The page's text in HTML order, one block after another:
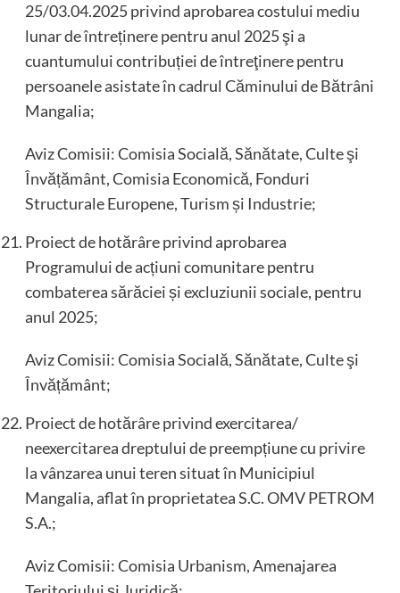
25/03.04.2025 privind aprobarea costului mediu
lunar de întreținere pentru anul 2025 şi a
cuantumului contribuției de întreţinere pentru
persoanele asistate în cadrul Căminului de Bătrâni
Mangalia;
Aviz Comisii: Comisia Socială, Sănătate, Culte şi
Învățământ, Comisia Economică, Fonduri
Structurale Europene, Turism și Industrie;
Proiect de hotărâre privind aprobarea
Programului de acțiuni comunitare pentru
combaterea sărăciei și excluziunii sociale, pentru
anul 2025;
Aviz Comisii: Comisia Socială, Sănătate, Culte şi
Învățământ;
Proiect de hotărâre privind exercitarea/
neexercitarea dreptului de preempțiune cu privire
la vânzarea unui teren situat în Municipiul
Mangalia, aflat în proprietatea S.C. OMV PETROM
S.A.;
Aviz Comisii: Comisia Urbanism, Amenajarea